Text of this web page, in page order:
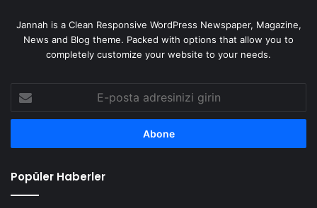
Jannah is a Clean Responsive WordPress Newspaper, Magazine,
News and Blog theme. Packed with options that allow you to
completely customize your website to your needs.
posta
adresinizi
Popüler Haberler